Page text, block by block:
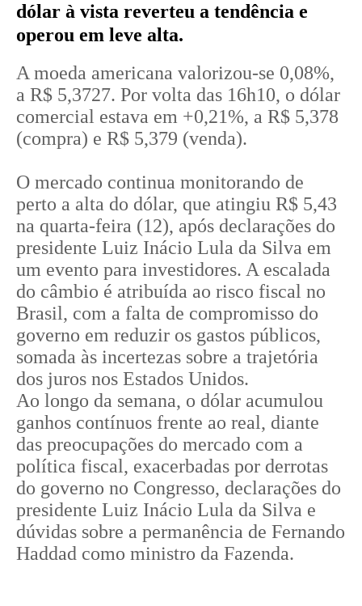
dólar à vista reverteu a tendência e
operou em leve alta.
A moeda americana valorizou-se 0,08%,
a R$ 5,3727. Por volta das 16h10, o dólar
comercial estava em +0,21%, a R$ 5,378
(compra) e R$ 5,379 (venda).
O mercado continua monitorando de
perto a alta do dólar, que atingiu R$ 5,43
na quarta-feira (12), após declarações do
presidente Luiz Inácio Lula da Silva em
um evento para investidores. A escalada
do câmbio é atribuída ao risco fiscal no
Brasil, com a falta de compromisso do
governo em reduzir os gastos públicos,
somada às incertezas sobre a trajetória
dos juros nos Estados Unidos.
Ao longo da semana, o dólar acumulou
ganhos contínuos frente ao real, diante
das preocupações do mercado com a
política fiscal, exacerbadas por derrotas
do governo no Congresso, declarações do
presidente Luiz Inácio Lula da Silva e
dúvidas sobre a permanência de Fernando
Haddad como ministro da Fazenda.